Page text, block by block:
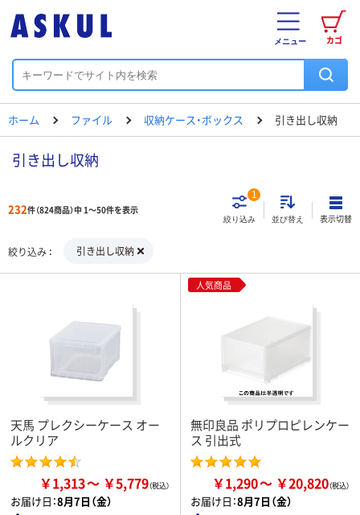
カゴ
メニュー
ホーム ファイル 収納ケース・ボックス 引き出し収納
引き出し収納
232件（824商品）中 1～50件を表示
絞り込み
1
並び替え 表示切替
絞り込み 引き出し収納
天馬 プレクシーケース オー
ルクリア
￥1,313 ￥5,779
お届け日：8月7日（金）
人気商品
無印良品 ポリプロピレンケー
ス 引出式
￥1,290 ￥20,820
お届け日：8月7日（金）